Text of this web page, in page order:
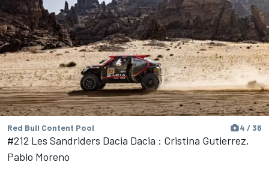
Red Bull Content Pool 4 / 36
#212 Les Sandriders Dacia Dacia : Cristina Gutierrez,
Pablo Moreno